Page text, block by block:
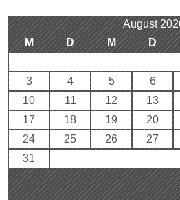
August
M
D M D
3
4 5 6
10
11 12 13
17
18 19 20
24
25 26 27
31
« Aug.